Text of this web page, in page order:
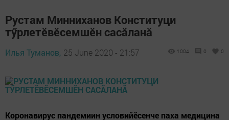
Рустам Минниханов Конституци
тӳрлетӗвӗсемшӗн сасӑланӑ
Илья Туманов, 25 June 2020 - 21:57 1004 0 0
Коронавирус пандемиин условийӗсенче паха медицина